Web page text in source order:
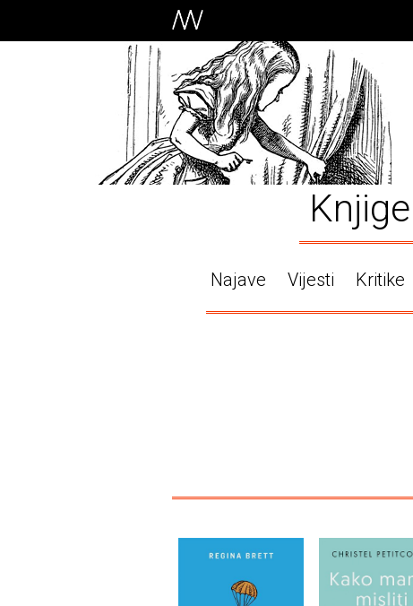
Knjige
Najave Vijesti Kritike